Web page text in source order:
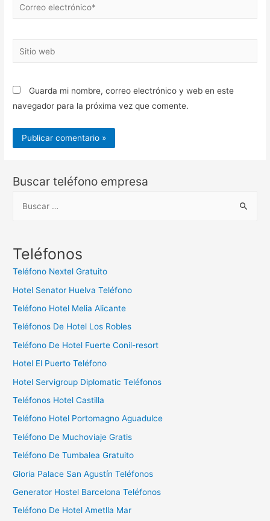
Correo
Sitio
Guarda mi nombre, correo electrónico y web en este
navegador para la próxima vez que comente.
Buscar teléfono empresa
c
:
Teléfonos
Teléfono Nextel Gratuito
Hotel Senator Huelva Teléfono
Teléfono Hotel Melia Alicante
Teléfonos De Hotel Los Robles
Teléfono De Hotel Fuerte Conil-resort
Hotel El Puerto Teléfono
Hotel Servigroup Diplomatic Teléfonos
Teléfonos Hotel Castilla
Teléfono Hotel Portomagno Aguadulce
Teléfono De Muchoviaje Gratis
Teléfono De Tumbalea Gratuito
Gloria Palace San Agustín Teléfonos
Generator Hostel Barcelona Teléfonos
Teléfono De Hotel Ametlla Mar